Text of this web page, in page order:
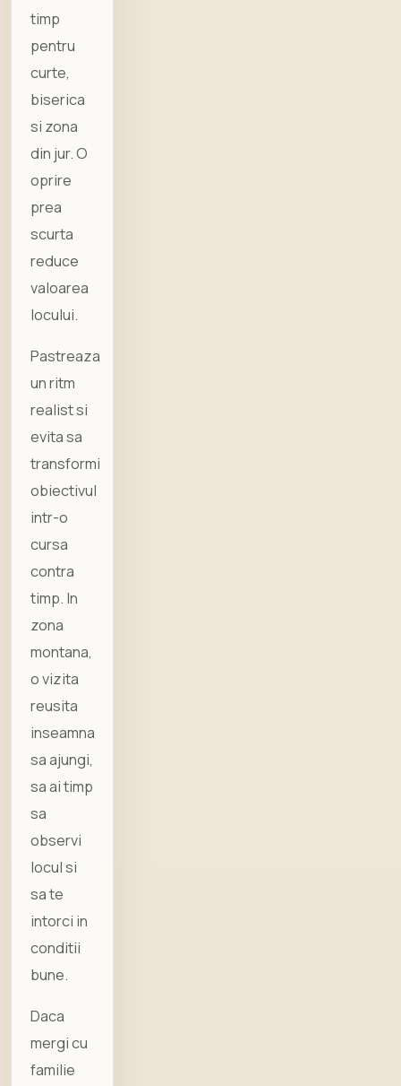
timp
pentru
curte,
biserica
si zona
din jur. O
oprire
prea
scurta
reduce
valoarea
locului.
Pastreaza
un ritm
realist si
evita sa
transformi
obiectivul
intr-o
cursa
contra
timp. In
zona
montana,
o vizita
reusita
inseamna
sa ajungi,
sa ai timp
sa
observi
locul si
sa te
intorci in
conditii
bune.
Daca
mergi cu
familie